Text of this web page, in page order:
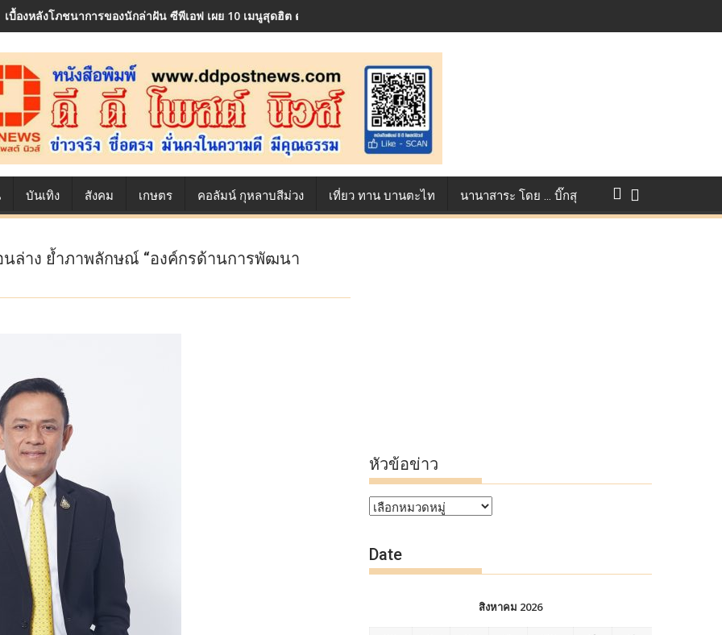
เบื้องหลังโภชนาการของนักล่าฝัน ซีพีเอฟ เผย 10 เมนูสุดฮิต ตลอดเส้นทางการแข่งขัน True AF 2026 :
บันเทิง สังคม เกษตร คอลัมน์ กุหลาบสีม่วง เที่ยว ทาน บานตะไท นานาสาระ โดย … บิ๊กสุ
ล่าง ย้ำภาพลักษณ์ “องค์กรด้านการพัฒนา
หัวข้อข่าว
หัวข้อ
Date
สิงหาคม 2026